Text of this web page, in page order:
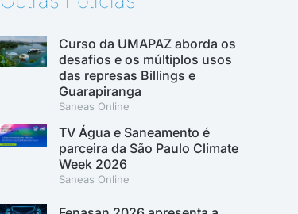
Curso da UMAPAZ aborda os
desafios e os múltiplos usos
das represas Billings e
Guarapiranga
Saneas Online
TV Água e Saneamento é
parceira da São Paulo Climate
Week 2026
Saneas Online